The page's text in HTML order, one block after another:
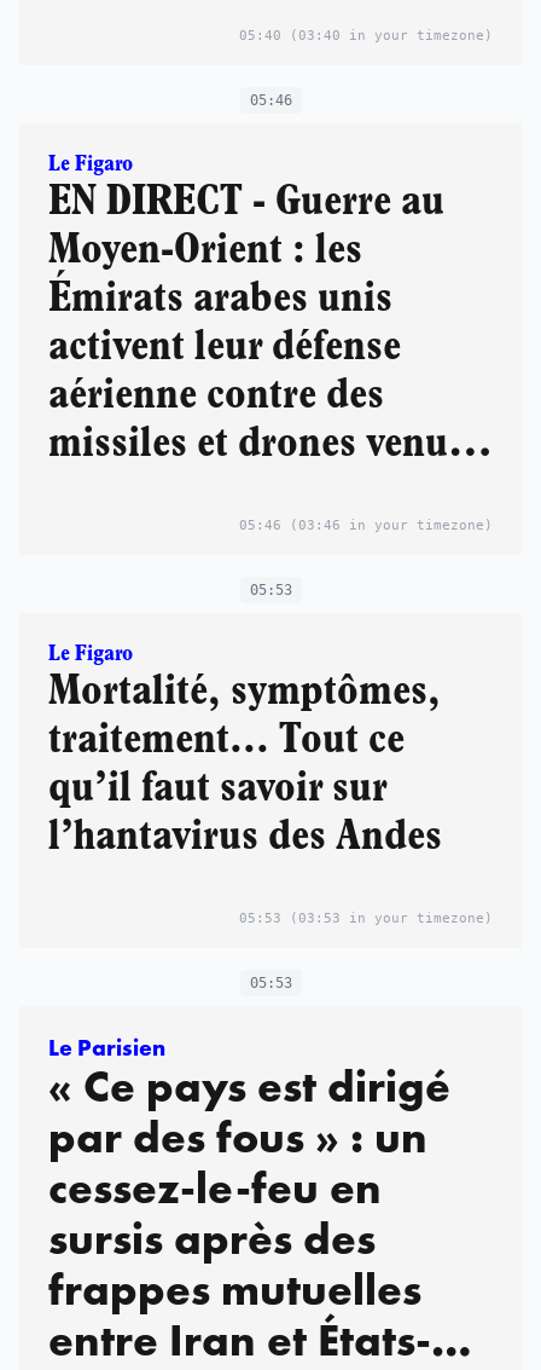
05:40 (03:40 in your timezone)
05:46
Le Figaro
EN DIRECT - Guerre au
Moyen-Orient : les
Émirats arabes unis
activent leur défense
aérienne contre des
missiles et drones venus
05:46 (03:46 in your timezone)
05:53
Le Figaro
Mortalité, symptômes,
traitement... Tout ce
qu’il faut savoir sur
l’hantavirus des Andes
05:53 (03:53 in your timezone)
05:53
Le Parisien
« Ce pays est dirigé
par des fous » : un
cessez-le-feu en
sursis après des
frappes mutuelles
entre Iran et États-